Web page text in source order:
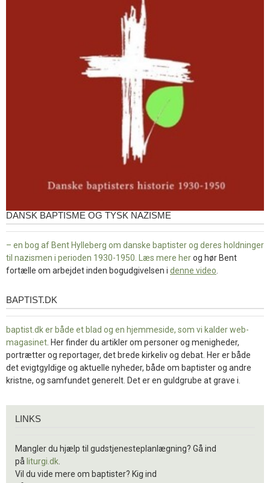
DANSK BAPTISME OG TYSK NAZISME
– en bog af Bent Hylleberg om danske baptister og deres holdninger
til nazismen i perioden 1930-1950. Læs mere herog hør Bent
fortælle om arbejdet inden bogudgivelsen i denne video
baptist.dk
BAPTIST.DK
baptist.dk er både et blad og en hjemmeside, som vi kalder web-
magasinet . Her finder du artikler om personer og menigheder,
portrætter og reportager, det brede kirkeliv og debat. Her er både
det evigtgyldige og aktuelle nyheder, både om baptister og andre
kristne, og samfundet generelt. Det er en guldgrube at grave i.
LINKS
Mangler du hjælp til gudstjenesteplanlægning? Gå ind
på liturgi.dk
Vil du vide mere om baptister? Kig ind